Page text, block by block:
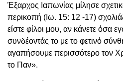
Έξαρχος Ιαπωνίας μίλησε
περικοπή (Ιω. 15: 12 -17)
είστε φίλοι μου, αν κάνετε όσα
συνδέοντάς το με το φετινό
αγαπήσουμε περισσότερο τον
το Παν».